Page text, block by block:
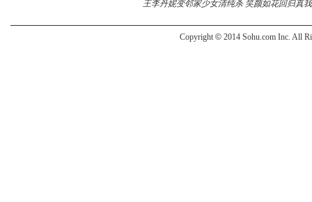
王李丹妮变邻家少女清纯杀 笑颜如花回归真我
Copyright © 2014 Sohu.com Inc. All